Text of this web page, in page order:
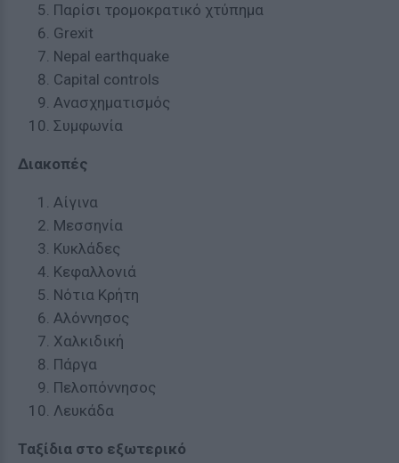
Παρίσι τρομοκρατικό χτύπημα
Grexit
Nepal earthquake
Capital controls
Ανασχηματισμός
Συμφωνία
Διακοπές
Αίγινα
Μεσσηνία
Κυκλάδες
Κεφαλλονιά
Νότια Κρήτη
Αλόννησος
Χαλκιδική
Πάργα
Πελοπόννησος
Λευκάδα
Ταξίδια στο εξωτερικό